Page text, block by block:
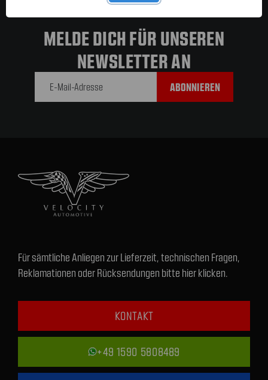
MELDE DICH FÜR UNSEREN
NEWSLETTER AN
Für sämtliche Anliegen zur Lieferzeit, technischen Fragen,
Reklamationen oder Rücksendungen bitte hier klicken.
KONTAKT
+49 1590 5808489